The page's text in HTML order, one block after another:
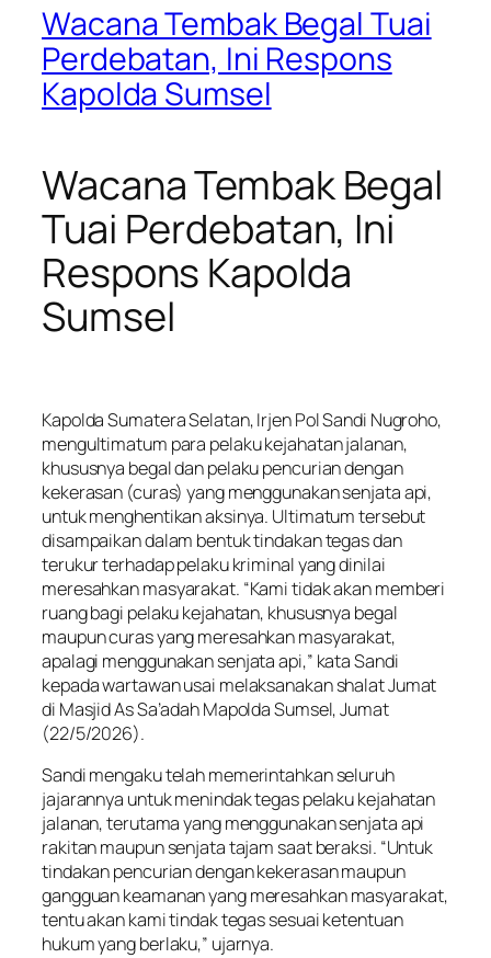
Wacana Tembak Begal Tuai
Perdebatan, Ini Respons
Kapolda Sumsel
Wacana Tembak Begal
Tuai Perdebatan, Ini
Respons Kapolda
Sumsel
Kapolda Sumatera Selatan, Irjen Pol Sandi Nugroho,
mengultimatum para pelaku kejahatan jalanan,
khususnya begal dan pelaku pencurian dengan
kekerasan (curas) yang menggunakan senjata api,
untuk menghentikan aksinya. Ultimatum tersebut
disampaikan dalam bentuk tindakan tegas dan
terukur terhadap pelaku kriminal yang dinilai
meresahkan masyarakat. “Kami tidak akan memberi
ruang bagi pelaku kejahatan, khususnya begal
maupun curas yang meresahkan masyarakat,
apalagi menggunakan senjata api,” kata Sandi
kepada wartawan usai melaksanakan shalat Jumat
di Masjid As Sa’adah Mapolda Sumsel, Jumat
(22/5/2026).
Sandi mengaku telah memerintahkan seluruh
jajarannya untuk menindak tegas pelaku kejahatan
jalanan, terutama yang menggunakan senjata api
rakitan maupun senjata tajam saat beraksi. “Untuk
tindakan pencurian dengan kekerasan maupun
gangguan keamanan yang meresahkan masyarakat,
tentu akan kami tindak tegas sesuai ketentuan
hukum yang berlaku,” ujarnya.